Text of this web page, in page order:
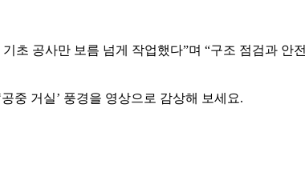
초 공사만 보름 넘게 작업했다”며 “구조 점검과
중 거실’ 풍경을 영상으로 감상해 보세요.